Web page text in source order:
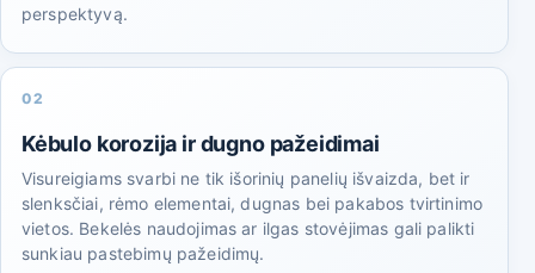
perspektyvą.
02
Kėbulo korozija ir dugno pažeidimai
Visureigiams svarbi ne tik išorinių panelių išvaizda, bet ir
slenksčiai, rėmo elementai, dugnas bei pakabos tvirtinimo
vietos. Bekelės naudojimas ar ilgas stovėjimas gali palikti
sunkiau pastebimų pažeidimų.